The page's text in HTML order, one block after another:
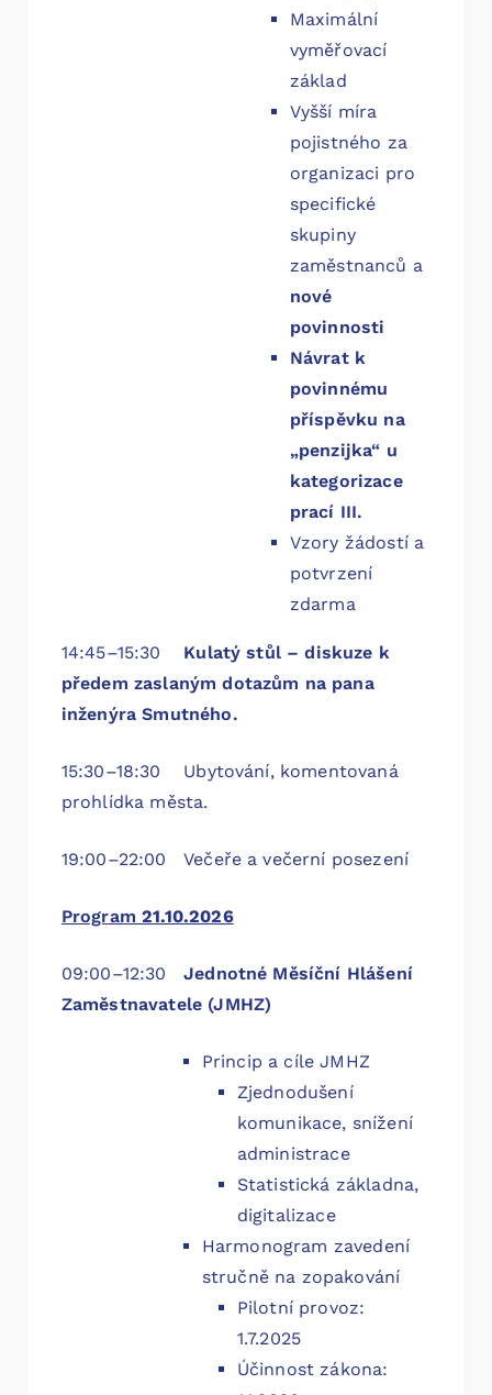
Maximální
vyměřovací
základ
Vyšší míra
pojistného za
organizaci pro
specifické
skupiny
zaměstnanců a
nové
povinnosti
Návrat k
povinnému
příspěvku na
„penzijka“ u
kategorizace
prací III.
Vzory žádostí a
potvrzení
zdarma
14:45–15:30 Kulatý stůl – diskuze k
předem zaslaným dotazům na pana
inženýra Smutného.
15:30–18:30 Ubytování, komentovaná
prohlídka města.
19:00–22:00 Večeře a večerní posezení
Program21.10.2026
09:00–12:30Jednotné Měsíční Hlášení
Zaměstnavatele (JMHZ)
Princip a cíle JMHZ
Zjednodušení
komunikace, snížení
administrace
Statistická základna,
digitalizace
Harmonogram zavedení
stručně na zopakování
Pilotní provoz:
1.7.2025
Účinnost zákona: